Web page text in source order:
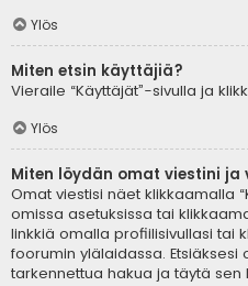
Ylös
Miten etsin käyttäjiä?
Vieraile “Käyttäjät”-sivulla ja
Ylös
Miten löydän omat viestini ja
Omat viestisi näet klikkaamalla
omissa asetuksissa tai
linkkiä omalla profiilisivullasi tai
foorumin ylälaidassa. Etsiäksesi
tarkennettua hakua ja täytä